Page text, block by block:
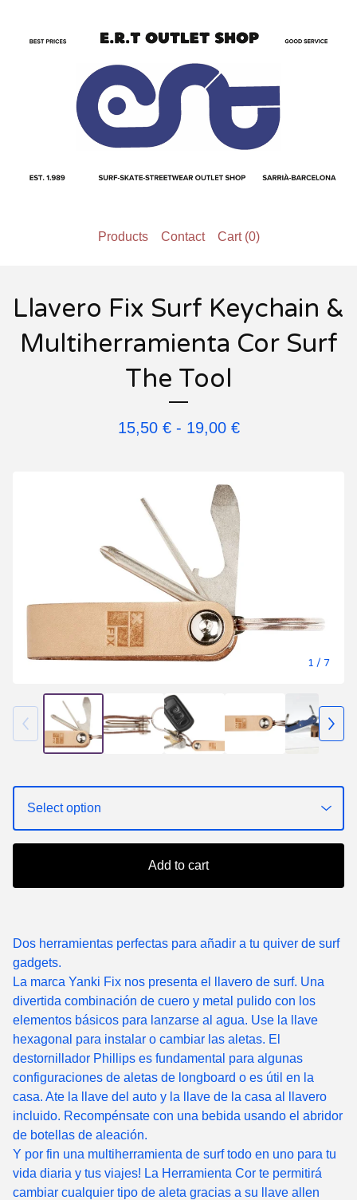
Products Contact Cart (0)
Llavero Fix Surf Keychain &
Multiherramienta Cor Surf
The Tool
15,50 €- 19,00 €
Add to cart
Dos herramientas perfectas para añadir a tu quiver de surf
gadgets.
La marca Yanki Fix nos presenta el llavero de surf. Una
divertida combinación de cuero y metal pulido con los
elementos básicos para lanzarse al agua. Use la llave
hexagonal para instalar o cambiar las aletas. El
destornillador Phillips es fundamental para algunas
configuraciones de aletas de longboard o es útil en la
casa. Ate la llave del auto y la llave de la casa al llavero
incluido. Recompénsate con una bebida usando el abridor
de botellas de aleación.
Y por fin una multiherramienta de surf todo en uno para tu
vida diaria y tus viajes! La Herramienta Cor te permitirá
cambiar cualquier tipo de aleta gracias a su llave allen
1 / 7